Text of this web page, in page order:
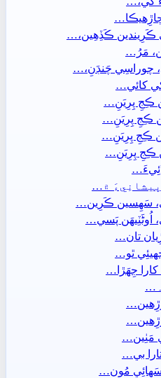
ڪَرِيندين ڪَڏِھِين،…
مَرُ…
چوراسِي چَنڊَنِ،…
کائي…
ڪِجِ پِرِيَنِ…
ڪِجِ پِرِيَنِ…
ڪِجِ پِرِيَنِ…
ڪِجِ پِرِيَنِ…
پيشانِيءَ ۾…
سَھِسين ڪَرِين…
اُوڻَٽِيھَن پَسي…
تان…
ٿو…
کارا جِھَڙا…
مَٺِين…
بي…
سَھائِي مُون…